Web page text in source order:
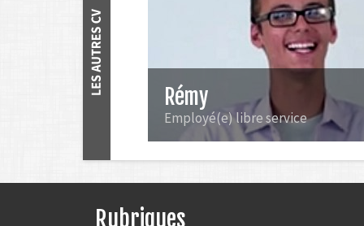
Rémy
Employé(e) libre service
Rubriques